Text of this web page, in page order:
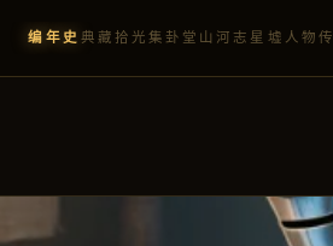
编年史 典藏 拾光集卦堂 山河志 星墟 人物传